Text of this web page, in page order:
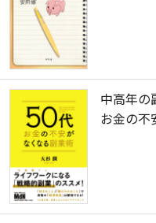
中高年
お金の不